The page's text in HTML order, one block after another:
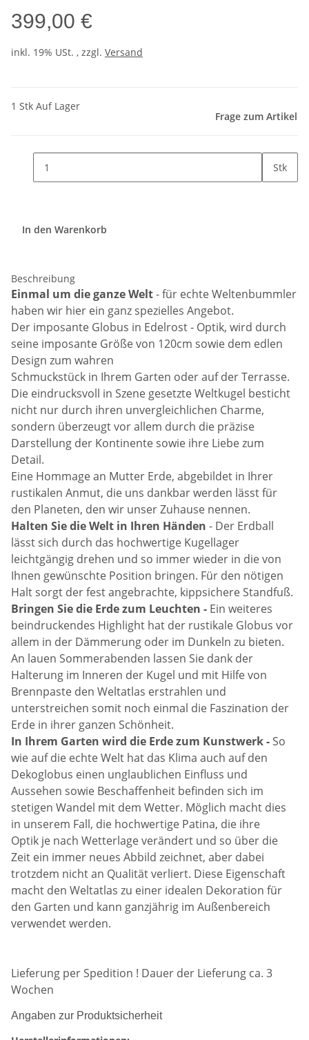
399,00 €
inkl. 19% USt. , zzgl. Versand
1 Stk Auf Lager
Frage zum Artikel
Stk
In den Warenkorb
Beschreibung
Einmal um die ganze Welt- für echte Weltenbummler
haben wir hier ein ganz spezielles Angebot.
Der imposante Globus in Edelrost - Optik, wird durch
seine imposante Größe von 120cm sowie dem edlen
Design zum wahren
Schmuckstück in Ihrem Garten oder auf der Terrasse.
Die eindrucksvoll in Szene gesetzte Weltkugel besticht
nicht nur durch ihren unvergleichlichen Charme,
sondern überzeugt vor allem durch die präzise
Darstellung der Kontinente sowie ihre Liebe zum
Detail.
Eine Hommage an Mutter Erde, abgebildet in Ihrer
rustikalen Anmut, die uns dankbar werden lässt für
den Planeten, den wir unser Zuhause nennen.
Halten Sie die Welt in Ihren Händen - Der Erdball
lässt sich durch das hochwertige Kugellager
leichtgängig drehen und so immer wieder in die von
Ihnen gewünschte Position bringen. Für den nötigen
Halt sorgt der fest angebrachte, kippsichere Standfuß.
Bringen Sie die Erde zum Leuchten - Ein weiteres
beindruckendes Highlight hat der rustikale Globus vor
allem in der Dämmerung oder im Dunkeln zu bieten.
An lauen Sommerabenden lassen Sie dank der
Halterung im Inneren der Kugel und mit Hilfe von
Brennpaste den Weltatlas erstrahlen und
unterstreichen somit noch einmal die Faszination der
Erde in ihrer ganzen Schönheit.
In Ihrem Garten wird die Erde zum Kunstwerk - So
wie auf die echte Welt hat das Klima auch auf den
Dekoglobus einen unglaublichen Einfluss und
Aussehen sowie Beschaffenheit befinden sich im
stetigen Wandel mit dem Wetter. Möglich macht dies
in unserem Fall, die hochwertige Patina, die ihre
Optik je nach Wetterlage verändert und so über die
Zeit ein immer neues Abbild zeichnet, aber dabei
trotzdem nicht an Qualität verliert. Diese Eigenschaft
macht den Weltatlas zu einer idealen Dekoration für
den Garten und kann ganzjährig im Außenbereich
verwendet werden.
Lieferung per Spedition ! Dauer der Lieferung ca. 3
Wochen
Angaben zur Produktsicherheit